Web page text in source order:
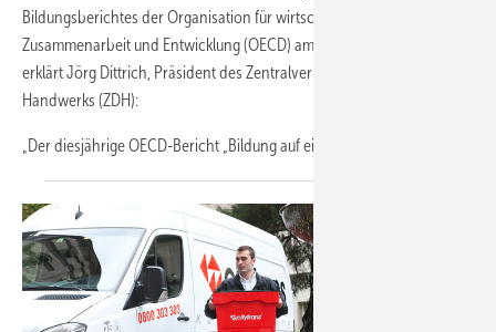
Bildungsberichtes der Organisation für wirtschaftliche
Zusammenarbeit und Entwicklung (OECD) am 10. September 2024
erklärt Jörg Dittrich, Präsident des Zentralverbandes des Deutschen
Handwerks (ZDH):
„Der diesjährige OECD-Bericht „Bildung auf einen